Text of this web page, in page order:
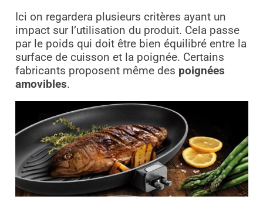
Ici on regardera plusieurs critères ayant un
impact sur l’utilisation du produit. Cela passe
par le poids qui doit être bien équilibré entre la
surface de cuisson et la poignée. Certains
fabricants proposent même des poignées
amovibles.